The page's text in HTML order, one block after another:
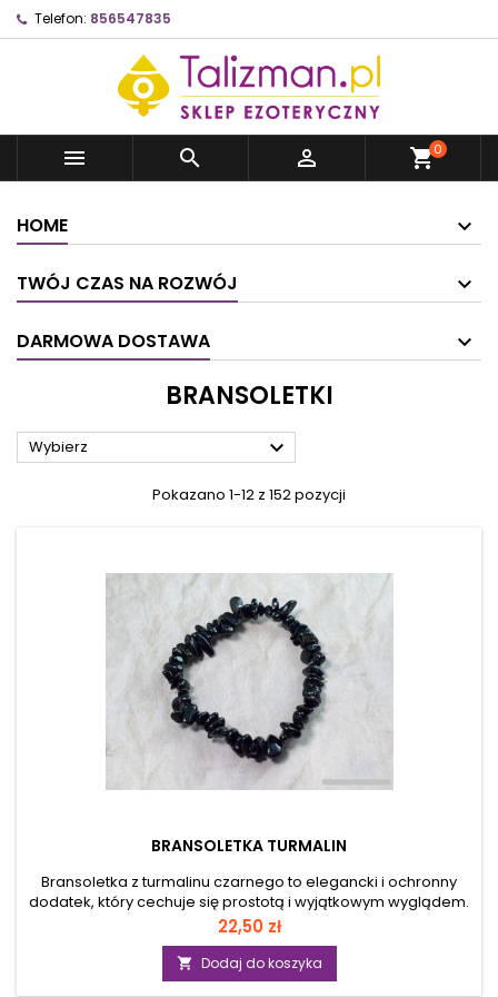
Telefon: 856547835
   shopping_cart0
HOME
TWÓJ CZAS NA ROZWÓJ
DARMOWA DOSTAWA
BRANSOLETKI
Wybierz 
Pokazano 1-12 z 152 pozycji
BRANSOLETKA TURMALIN
Bransoletka z turmalinu czarnego to elegancki i ochronny
dodatek, który cechuje się prostotą i wyjątkowym wyglądem.
Turmalin czarny, znany również jako schörl, jest minerałem,
który wyróżnia się swoją głęboką, czarną barwą, często z
delikatnym połyskiem. Bransoletka zazwyczaj składa się z
gładko oszlifowanych koralików lub fasetowanych kamieni,
Cena
22,50 zł
 Dodaj do koszyka